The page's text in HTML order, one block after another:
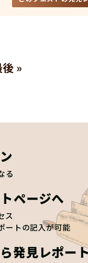
»
る
ページへ
ス
ートの記入が可能
発見レポー